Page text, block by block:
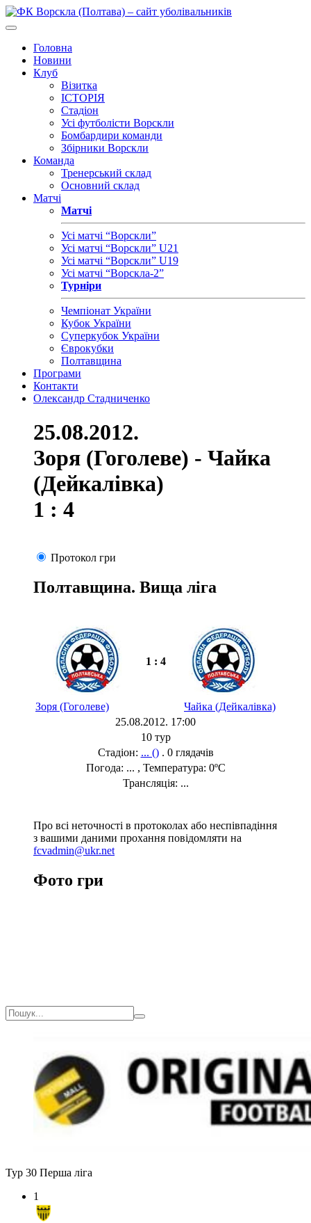
Головна
Новини
Клуб
Візитка
ІСТОРІЯ
Стадіон
Усі футболісти Ворскли
Бомбардири команди
Збірники Ворскли
Команда
Тренерський склад
Основний склад
Матчі
Матчі
Усі матчі “Ворскли”
Усі матчі “Ворскли” U21
Усі матчі “Ворскли” U19
Усі матчі “Ворскла-2”
Турніри
Чемпіонат України
Кубок України
Суперкубок України
Єврокубки
Полтавщина
Програми
Контакти
Олександр Стадниченко
25.08.2012.
Зоря (Гоголеве) - Чайка
(Дейкалівка)
1 : 4
Протокол гри
Полтавщина. Вища ліга
1 : 4
Зоря (Гоголеве)
Чайка (Дейкалівка)
25.08.2012. 17:00
10 тур
Стадіон: ... (). 0 глядачів
Погода: ... , Температура: 0ºC
Трансляція: ...
Про всі неточності в протоколах або неспівпадіння
з вашими даними прохання повідомляти на
fcvadmin@ukr.net
Фото гри
Тур 30 Перша ліга
1